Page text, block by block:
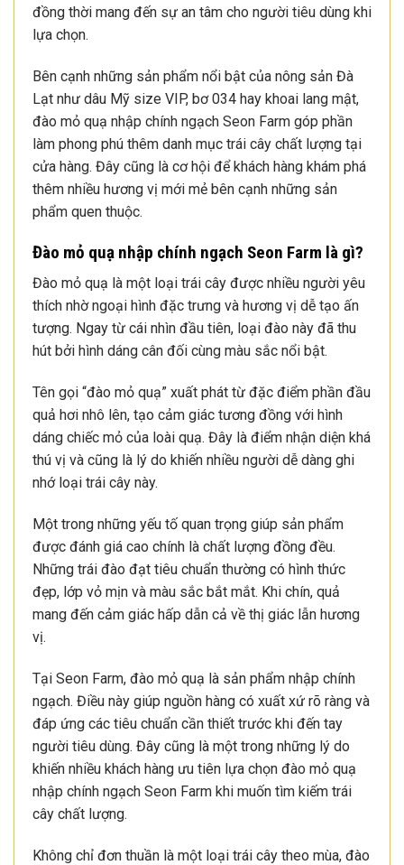
đồng thời mang đến sự an tâm cho người tiêu dùng khi
lựa chọn.
Bên cạnh những sản phẩm nổi bật của nông sản Đà
Lạt như dâu Mỹ size VIP, bơ 034 hay khoai lang mật,
đào mỏ quạ nhập chính ngạch Seon Farm góp phần
làm phong phú thêm danh mục trái cây chất lượng tại
cửa hàng. Đây cũng là cơ hội để khách hàng khám phá
thêm nhiều hương vị mới mẻ bên cạnh những sản
phẩm quen thuộc.
Đào mỏ quạ nhập chính ngạch Seon Farm là gì?
Đào mỏ quạ là một loại trái cây được nhiều người yêu
thích nhờ ngoại hình đặc trưng và hương vị dễ tạo ấn
tượng. Ngay từ cái nhìn đầu tiên, loại đào này đã thu
hút bởi hình dáng cân đối cùng màu sắc nổi bật.
Tên gọi “đào mỏ quạ” xuất phát từ đặc điểm phần đầu
quả hơi nhô lên, tạo cảm giác tương đồng với hình
dáng chiếc mỏ của loài quạ. Đây là điểm nhận diện khá
thú vị và cũng là lý do khiến nhiều người dễ dàng ghi
nhớ loại trái cây này.
Một trong những yếu tố quan trọng giúp sản phẩm
được đánh giá cao chính là chất lượng đồng đều.
Những trái đào đạt tiêu chuẩn thường có hình thức
đẹp, lớp vỏ mịn và màu sắc bắt mắt. Khi chín, quả
mang đến cảm giác hấp dẫn cả về thị giác lẫn hương
vị.
Tại Seon Farm, đào mỏ quạ là sản phẩm nhập chính
ngạch. Điều này giúp nguồn hàng có xuất xứ rõ ràng và
đáp ứng các tiêu chuẩn cần thiết trước khi đến tay
người tiêu dùng. Đây cũng là một trong những lý do
khiến nhiều khách hàng ưu tiên lựa chọn đào mỏ quạ
nhập chính ngạch Seon Farm khi muốn tìm kiếm trái
cây chất lượng.
Không chỉ đơn thuần là một loại trái cây theo mùa, đào